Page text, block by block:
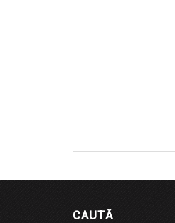
CAUTĂ